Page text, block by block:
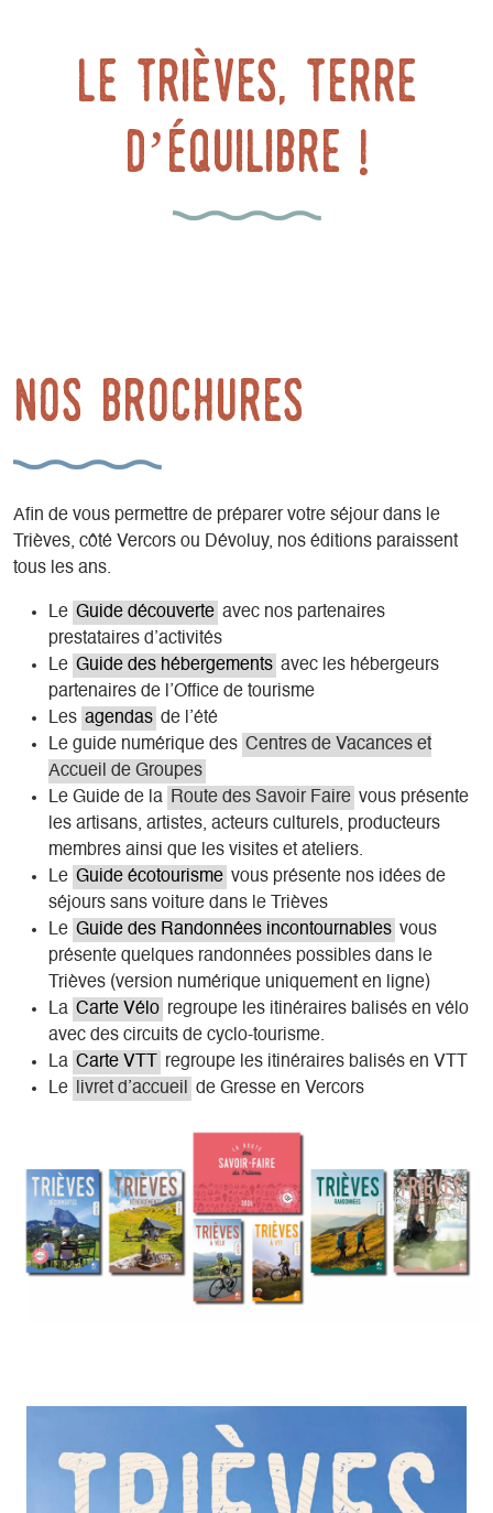
le Trièves, terre
d’équilibre !
Nos brochures
Afin de vous permettre de préparer votre séjour dans le
Trièves, côté Vercors ou Dévoluy, nos éditions paraissent
tous les ans.
Le Guide découverte avec nos partenaires
prestataires d’activités
Le Guide des hébergements avec les hébergeurs
partenaires de l’Office de tourisme
Les agendas de l’été
Le guide numérique des Centres de Vacances et
Accueil de Groupes
Le Guide de la
Route des Savoir Faire vous présente
les artisans, artistes, acteurs culturels, producteurs
membres ainsi que les visites et ateliers.
Le Guide écotourisme vous présente nos idées de
séjours sans voiture dans le Trièves
Le Guide des Randonnées incontournables vous
présente quelques randonnées possibles dans le
Trièves (version numérique uniquement en ligne)
La Carte Vélo regroupe les itinéraires balisés en vélo
avec des circuits de cyclo-tourisme.
La Carte VTT
regroupe les itinéraires balisés en VTT
Le
livret d’accueil de Gresse en Vercors